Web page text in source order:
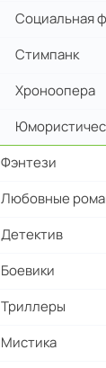
Социальная
Cтимпанк
Хроноопера
Фэнтези
Любовные
Детектив
Боевики
Триллеры
Мистика